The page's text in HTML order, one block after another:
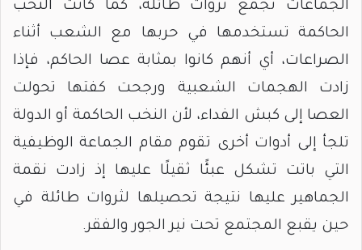
الجماعات تجمع ثروات طائلة، كما كانت النخب
الحاكمة تستخدمها في حربها مع الشعب أثناء
الصراعات، أي أنهم كانوا بمثابة عصا الحاكم، فإذا
زادت الهجمات الشعبية ورجحت كفتها تحولت
العصا إلى كبش الفداء، لأن النخب الحاكمة أو الدولة
تلجأ إلى أدوات أخرى تقوم مقام الجماعة الوظيفية
التي باتت تشكل عبئًا ثقيلًا عليها إذ زادت نقمة
الجماهير عليها نتيجة تحصيلها لثروات طائلة في
حين يقبع المجتمع تحت نير الجور والفقر.